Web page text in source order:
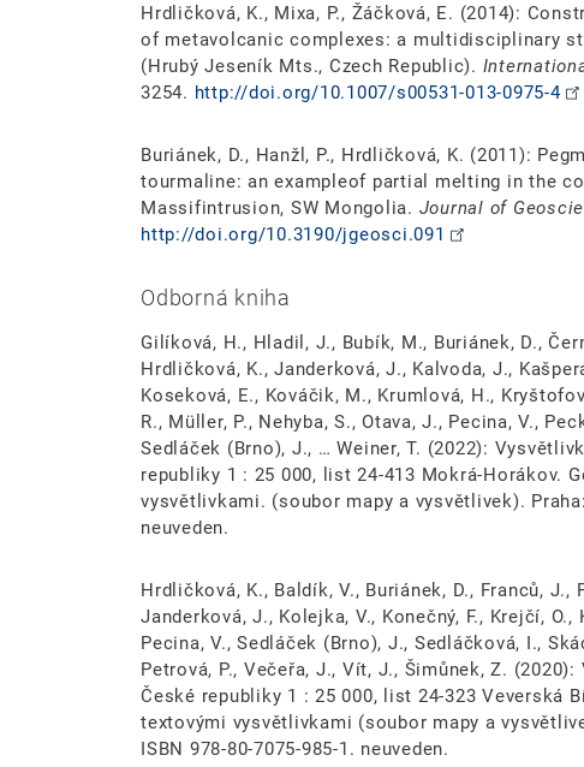
Hrdličková, K., Mixa, P., Žáčková, E. (2014):
of metavolcanic complexes: a multidisciplinary
(Hrubý Jeseník Mts., Czech Republic).
3254. http://doi.org/10.1007/s00531-013-0975-4
Buriánek, D., Hanžl, P., Hrdličková, K. (2011):
tourmaline: an exampleof partial melting in the
Massifintrusion, SW Mongolia. Journal of
http://doi.org/10.3190/jgeosci.091
Odborná kniha
Gilíková, H., Hladil, J., Bubík, M., Buriánek, D.,
Hrdličková, K., Janderková, J., Kalvoda, J.,
Koseková, E., Kováčik, M., Krumlová, H.,
R., Müller, P., Nehyba, S., Otava, J., Pecina, V.,
Sedláček (Brno), J., … Weiner, T. (2022):
republiky 1 : 25 000, list 24-413 Mokrá-Horákov.
vysvětlivkami. (soubor mapy a vysvětlivek).
neuveden.
Hrdličková, K., Baldík, V., Buriánek, D., Franců, J.,
Janderková, J., Kolejka, V., Konečný, F., Krejčí,
Pecina, V., Sedláček (Brno), J., Sedláčková, I.,
Petrová, P., Večeřa, J., Vít, J., Šimůnek, Z.
České republiky 1 : 25 000, list 24-323 Veverská
textovými vysvětlivkami (soubor mapy a
ISBN 978-80-7075-985-1. neuveden.